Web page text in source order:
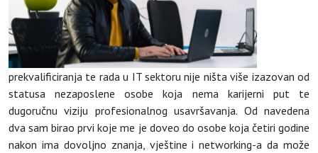
prekvalificiranja te rada u IT sektoru nije ništa više izazovan od
statusa nezaposlene osobe koja nema karijerni put te
dugoručnu viziju profesionalnog usavršavanja. Od navedena
dva sam birao prvi koje me je doveo do osobe koja četiri godine
nakon ima dovoljno znanja, vještine i networking-a da može